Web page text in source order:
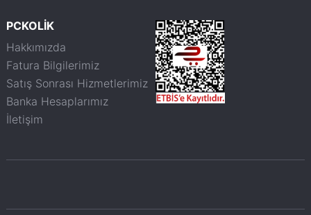
PCKOLİK
Hakkımızda
Fatura Bilgilerimiz
Satış Sonrası Hizmetlerimiz
Banka Hesaplarımız
İletişim